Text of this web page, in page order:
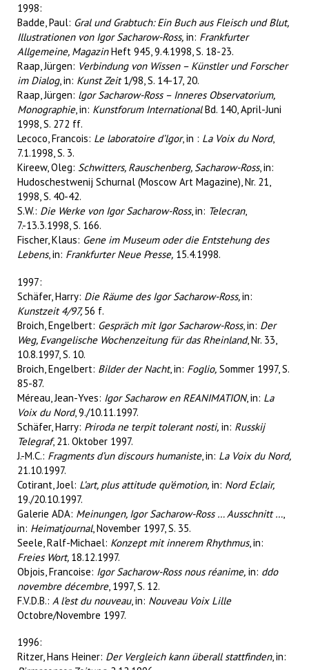
1998:
Badde, Paul: Gral und Grabtuch: Ein Buch aus Fleisch und Blut,
Illustrationen von Igor Sacharow-Ross, in: Frankfurter
Allgemeine, MagazinHeft 945, 9.4.1998, S. 18-23.
Raap, Jürgen: Verbindung von Wissen – Künstler und Forscher
im Dialog, in: Kunst Zeit1/98, S. 14-17, 20.
Raap, Jürgen: lgor Sacharow-Ross – Inneres Observatorium,
Monographie, in: Kunstforum InternationalBd. 140, April-Juni
1998, S. 272 ff.
Lecoco, Francois: Le laboratoire d’lgor, in : La Voix du Nord,
7.1.1998, S. 3.
Kireew, Oleg: Schwitters, Rauschenberg, Sacharow-Ross, in:
Hudoschestwenij Schurnal (Moscow Art Magazine), Nr. 21,
1998, S. 40-42.
S.W.: Die Werke von Igor Sacharow-Ross, in: Telecran,
7.-13.3.1998, S. 166.
Fischer, Klaus: Gene im Museum oder die Entstehung des
Lebens, in: Frankfurter Neue Presse, 15.4.1998.
1997:
Schäfer, Harry: Die Räume des Igor Sacharow-Ross,in:
Kunstzeit 4/97,56 f.
Broich, Engelbert: Gespräch mit Igor Sacharow-Ross, in: Der
Weg, Evangelische Wochenzeitung für das Rheinland, Nr. 33,
10.8.1997, S. 10.
Broich, Engelbert: Bilder der Nacht, in: Foglio, Sommer 1997, S.
85-87.
Méreau, Jean-Yves: Igor Sacharow en REANIMATION, in: La
Voix du Nord, 9./10.11.1997.
Schäfer, Harry: Priroda ne terpit tolerant nosti, in: Russkij
Telegraf, 21. Oktober 1997.
J.-M.C.: Fragments d’un discours humaniste, in: La Voix du Nord,
21.10.1997.
Cotirant, Joel: L’art, plus attitude qu’émotion, in: Nord Eclair,
19./20.10.1997.
Galerie ADA: Meinungen, Igor Sacharow-Ross … Ausschnitt …
in: Heimatjournal, November 1997, S. 35.
Seele, Ralf-Michael: Konzept mit innerem Rhythmus, in:
Freies Wort, 18.12.1997.
Objois, Francoise: Igor Sacharow-Ross nous réanime, in: ddo
novembre décembre, 1997, S. 12.
F.V.D.B.: A l’est du nouveau, in: Nouveau Voix Lille
Octobre/Novembre 1997.
1996:
Ritzer, Hans Heiner: Der Vergleich kann überall stattfinden, in: